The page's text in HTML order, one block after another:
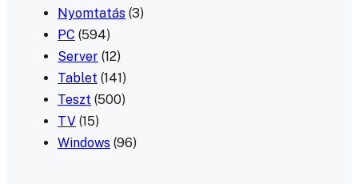
Nyomtatás (3)
PC (594)
Server (12)
Tablet (141)
Teszt (500)
TV (15)
Windows (96)